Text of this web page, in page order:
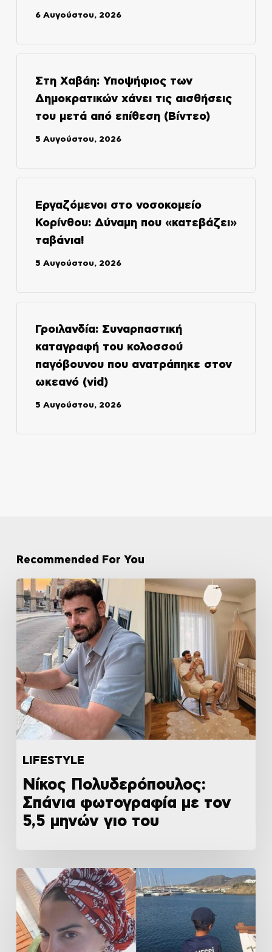
6 Αυγούστου, 2026
Στη Χαβάη: Υποψήφιος των
Δημοκρατικών χάνει τις αισθήσεις
του μετά από επίθεση (Βίντεο)
5 Αυγούστου, 2026
Εργαζόμενοι στο νοσοκομείο
Κορίνθου: Δύναμη που «κατεβάζει»
ταβάνια!
5 Αυγούστου, 2026
Γροιλανδία: Συναρπαστική
καταγραφή του κολοσσού
παγόβουνου που ανατράπηκε στον
ωκεανό (vid)
5 Αυγούστου, 2026
Recommended For You
LIFESTYLE
Νίκος Πολυδερόπουλος:
Σπάνια φωτογραφία με τον
5,5 μηνών γιο του